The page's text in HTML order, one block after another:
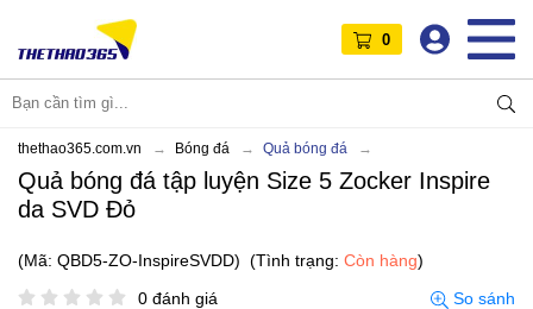
0
thethao365.com.vn Bóng đá Quả bóng đá
Quả bóng đá tập luyện Size 5 Zocker Inspire
da SVD Đỏ
(Mã: QBD5-ZO-InspireSVDD) (Tình trạng: Còn hàng)
0 đánh giá
So sánh